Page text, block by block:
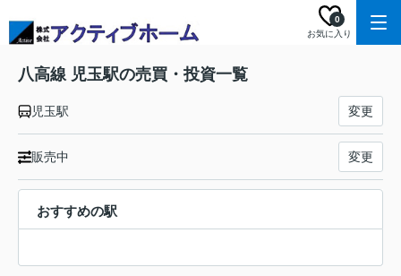
お気に入り
0
八高線 児玉駅の売買・投資一覧
児玉駅 変更
販売中 変更
おすすめの駅